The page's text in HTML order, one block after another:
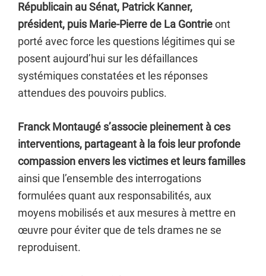
Républicain au Sénat, Patrick Kanner,
président, puis Marie-Pierre de La Gontrieont
porté avec force les questions légitimes qui se
posent aujourd’hui sur les défaillances
systémiques constatées et les réponses
attendues des pouvoirs publics.
Franck Montaugé s’associe pleinement à ces
interventions, partageant à la fois leur profonde
compassion envers les victimes et leurs familles
ainsi que l’ensemble des interrogations
formulées quant aux responsabilités, aux
moyens mobilisés et aux mesures à mettre en
œuvre pour éviter que de tels drames ne se
reproduisent.